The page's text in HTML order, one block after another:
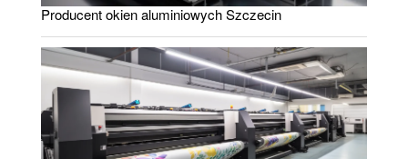
Producent okien aluminiowych Szczecin